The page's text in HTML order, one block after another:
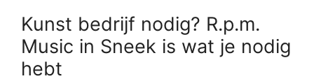
Kunst bedrijf nodig? R.p.m.
Music in Sneek is wat je nodig
hebt